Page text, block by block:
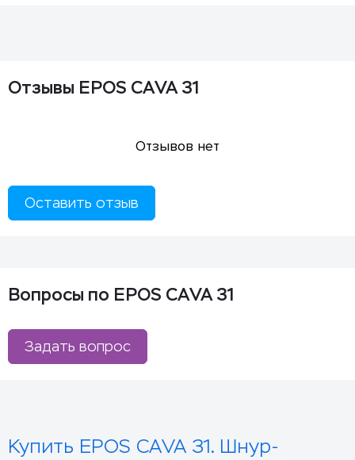
Отзывы EPOS CAVA 31
Отзывов нет
Оставить отзыв
Вопросы по EPOS CAVA 31
Задать вопрос
Купить EPOS CAVA 31. Шнур-